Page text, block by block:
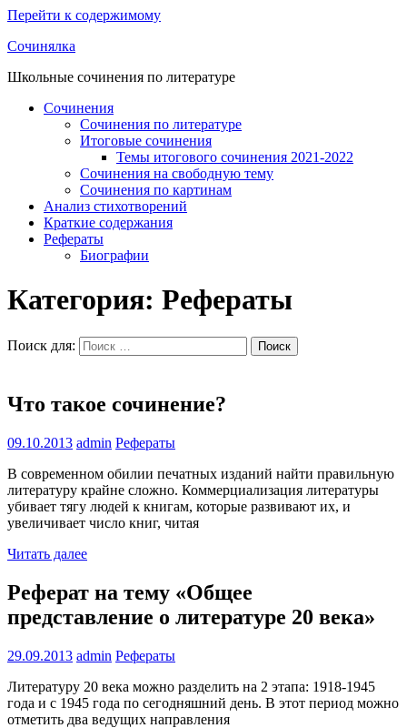
Перейти к содержимому
Сочинялка
Школьные сочинения по литературе
Сочинения
Сочинения по литературе
Итоговые сочинения
Темы итогового сочинения 2021-2022
Сочинения на свободную тему
Сочинения по картинам
Анализ стихотворений
Краткие содержания
Рефераты
Биографии
Категория: Рефераты
Поиск для: Поиск
Что такое сочинение?
09.10.2013 admin Рефераты
В современном обилии печатных изданий найти правильную
литературу крайне сложно. Коммерциализация литературы
убивает тягу людей к книгам, которые развивают их, и
увеличивает число книг, читая
Читать далее
Реферат на тему «Общее
представление о литературе 20 века»
29.09.2013 admin Рефераты
Литературу 20 века можно разделить на 2 этапа: 1918-1945
года и с 1945 года по сегодняшний день. В этот период можно
отметить два ведущих направления